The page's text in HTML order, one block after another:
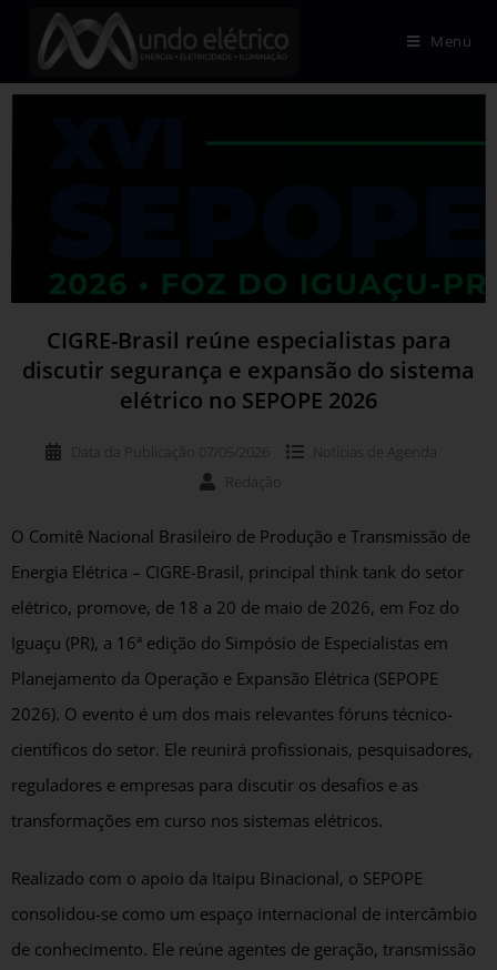
Menu
CIGRE-Brasil reúne especialistas para
discutir segurança e expansão do sistema
elétrico no SEPOPE 2026
Data da Publicação 07/05/2026 Notícias de Agenda
Redação
O Comitê Nacional Brasileiro de Produção e Transmissão de
Energia Elétrica – CIGRE-Brasil, principal think tank do setor
elétrico, promove, de 18 a 20 de maio de 2026, em Foz do
Iguaçu (PR), a 16ª edição do Simpósio de Especialistas em
Planejamento da Operação e Expansão Elétrica (SEPOPE
2026). O evento é um dos mais relevantes fóruns técnico-
científicos do setor. Ele reunirá profissionais, pesquisadores,
reguladores e empresas para discutir os desafios e as
transformações em curso nos sistemas elétricos.
Realizado com o apoio da Itaipu Binacional, o SEPOPE
consolidou-se como um espaço internacional de intercâmbio
de conhecimento. Ele reúne agentes de geração, transmissão